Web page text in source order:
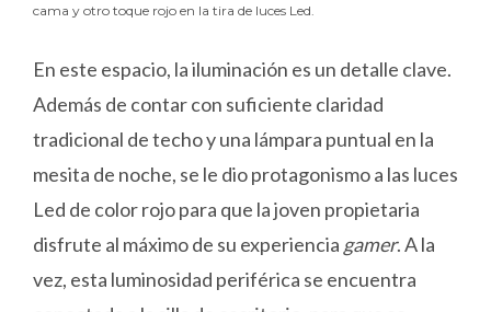
cama y otro toque rojo en la tira de luces Led.
En este espacio, la iluminación es un detalle clave.
Además de contar con suficiente claridad
tradicional de techo y una lámpara puntual en la
mesita de noche, se le dio protagonismo a las luces
Led de color rojo para que la joven propietaria
disfrute al máximo de su experiencia gamer. A la
vez, esta luminosidad periférica se encuentra